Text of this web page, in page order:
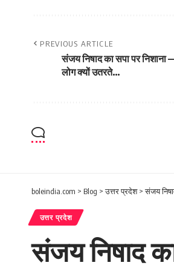
PREVIOUS ARTICLE
संजय निषाद का सपा पर निशाना
लोग क्यों उतरते…
boleindia.com > Blog >उत्तर प्रदेश>संजय
उत्तर प्रदेश
संजय निषाद